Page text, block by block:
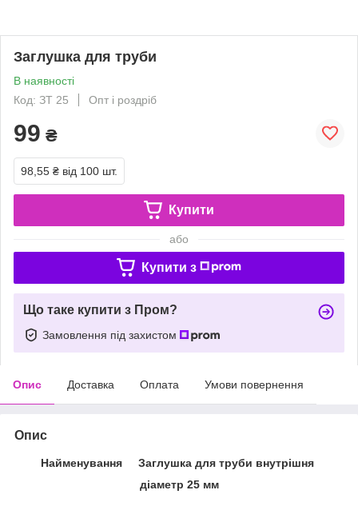
Заглушка для труби
В наявності
Код: ЗТ 25
Опт і роздріб
99 ₴
98,55 ₴ від 100 шт.
Купити
або
Купити з
Що таке купити з Пром?
Замовлення під захистом
Опис Доставка Оплата Умови повернення
Опис
Найменування Заглушка для труби внутрішня
діаметр 25 мм